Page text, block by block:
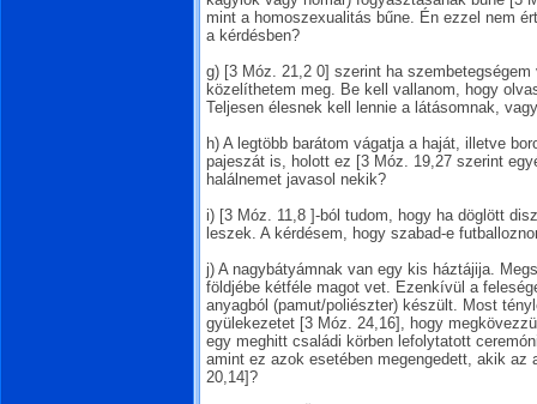
mint a homoszexualitás bűne. Én ezzel nem
a kérdésben?
g) [3 Móz. 21,2 0] szerint ha szembetegségem
közelíthetem meg. Be kell vallanom, hogy
Teljesen élesnek kell lennie a látásomnak,
h) A legtöbb barátom vágatja a haját, illetve
pajeszát is, holott ez [3 Móz. 19,27 szerint
halálnemet javasol nekik?
i) [3 Móz. 11,8 ]-ból tudom, hogy ha döglött
leszek. A kérdésem, hogy szabad-e
j) A nagybátyámnak van egy kis háztájija.
földjébe kétféle magot vet. Ezenkívül a
anyagból (pamut/poliészter) készült. Most
gyülekezetet [3 Móz. 24,16], hogy
egy meghitt családi körben lefolytatott
amint ez azok esetében megengedett, akik az
20,14]?